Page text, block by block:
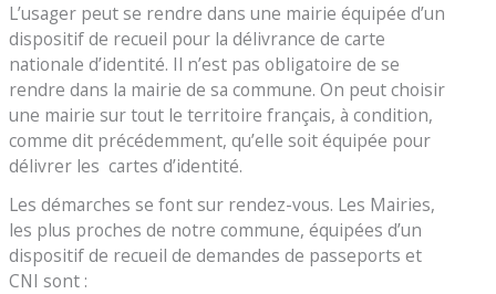
L’usager peut se rendre dans une mairie équipée d’un
dispositif de recueil pour la délivrance de carte
nationale d’identité. Il n’est pas obligatoire de se
rendre dans la mairie de sa commune. On peut choisir
une mairie sur tout le territoire français, à condition,
comme dit précédemment, qu’elle soit équipée pour
délivrer les cartes d’identité.
Les démarches se font sur rendez-vous. Les Mairies,
les plus proches de notre commune, équipées d’un
dispositif de recueil de demandes de passeports et
CNI sont :